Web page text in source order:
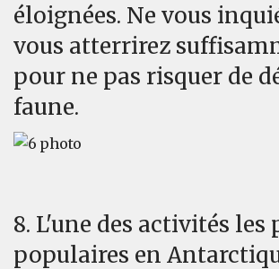
éloignées. Ne vous
vous atterrirez
pour ne pas risquer de
faune.
8. L'une des activités les
populaires en